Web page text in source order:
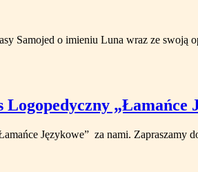
Samojed o imieniu Luna wraz ze swoją
„Łamańce
Językowe” za nami. Zapraszamy